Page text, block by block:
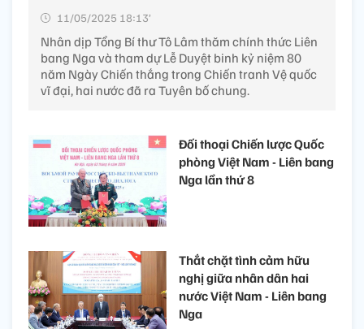
11/05/2025 18:13’
Nhân dịp Tổng Bí thư Tô Lâm thăm chính thức Liên
bang Nga và tham dự Lễ Duyệt binh kỷ niệm 80
năm Ngày Chiến thắng trong Chiến tranh Vệ quốc
vĩ đại, hai nước đã ra Tuyên bố chung.
Đối thoại Chiến lược Quốc
phòng Việt Nam - Liên bang
Nga lần thứ 8
Thắt chặt tình cảm hữu
nghị giữa nhân dân hai
nước Việt Nam - Liên bang
Nga